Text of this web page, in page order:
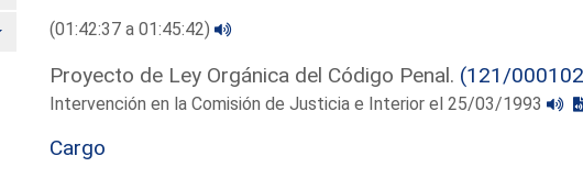
Alternar(01:42:37 a 01:45:42)
Proyecto de Ley Orgánica del Código Penal. (121/
Intervención en la Comisión de Justicia e Interior el 25/03/1993
Cargo